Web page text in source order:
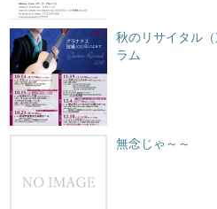
秋のリサイタル
ラム
無念じゃ～～